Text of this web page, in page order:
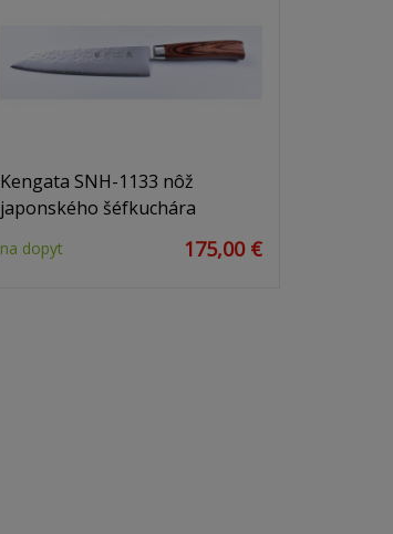
Kengata SNH-1133 nôž
japonského šéfkuchára
na dopyt 175,00 €